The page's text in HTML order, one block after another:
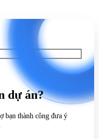
dự án?
bạn thành công đưa ý